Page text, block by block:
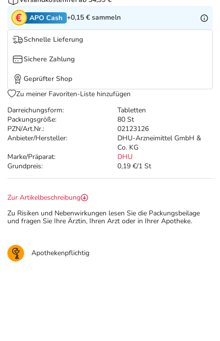
Tierapotheke
Vitamine & Mineralstoffe
Marken
Salus Deals
Darreichungsform:
Tabletten
Packungsgröße:
80 St
PZN/Art.Nr.:
02123126
Anbieter/Hersteller:
DHU-Arzneimittel GmbH &
Co. KG
Marke/Präparat:
DHU
Grundpreis:
0,19 €/1 St
APO Cash +0,15 € sammeln
Schnelle Lieferung
Sichere Zahlung
Geprüfter Shop
Zu meiner Favoriten-Liste hinzufügen
Zur Artikelbeschreibung
Zu Risiken und Nebenwirkungen lesen Sie die Packungsbeilage
und fragen Sie Ihre Ärztin, Ihren Arzt oder in Ihrer Apotheke.
Apothekenpflichtig